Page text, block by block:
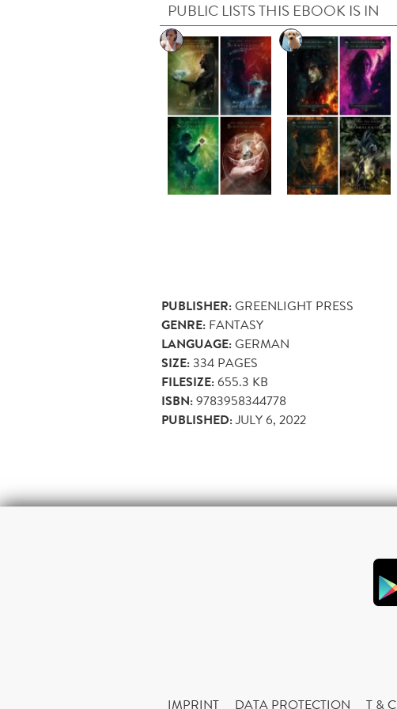
PUBLIC LISTS THIS EBOOK IS IN
PUBLISHER:GREENLIGHT PRESS
GENRE: FANTASY
LANGUAGE:GERMAN
SIZE:334 PAGES
FILESIZE:655.3 KB
ISBN:9783958344778
PUBLISHED:JULY 6, 2022
IMPRINT DATA PROTECTION T & C